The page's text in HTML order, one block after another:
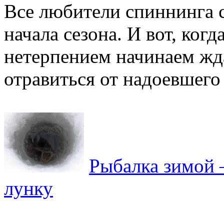
Все любители спиннинга
начала сезона. И вот,
нетерпением начинаем
отравиться от
Рыбалка зимой
лунку